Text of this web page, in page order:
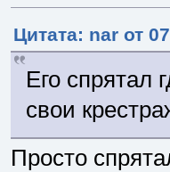
Цитата: nar от
Его спрятал
свои
Просто